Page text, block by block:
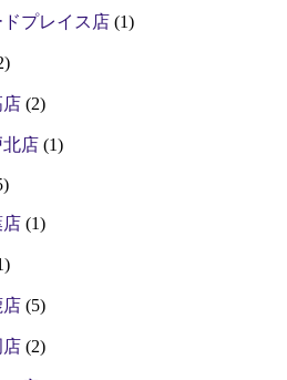
プレイス店 (1)
店 (2)
北店 (1)
店 (1)
店 (5)
店 (2)